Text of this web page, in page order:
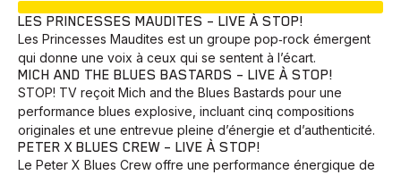
LES PRINCESSES MAUDITES – LIVE À STOP!
Les Princesses Maudites est un groupe pop‑rock émergent
qui donne une voix à ceux qui se sentent à l’écart.
MICH AND THE BLUES BASTARDS – LIVE À STOP!
STOP! TV reçoit Mich and the Blues Bastards pour une
performance blues explosive, incluant cinq compositions
originales et une entrevue pleine d’énergie et d’authenticité.
PETER X BLUES CREW – LIVE À STOP!
Le Peter X Blues Crew offre une performance énergique de